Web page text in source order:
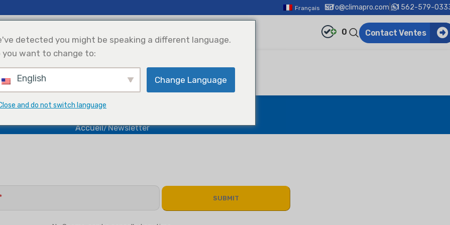
Français info@climapro.com +1 562-579-
0 Contact Ventes
Sélection De
Newsletter
Accueil Newsletter
detected you might be speaking a different language.
you want to change to:
English Change Language
and do not switch language